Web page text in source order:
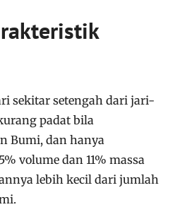
sekitar setengah dari jari-
padat bila
Bumi, dan hanya
volume dan 11% massa
lebih kecil dari jumlah